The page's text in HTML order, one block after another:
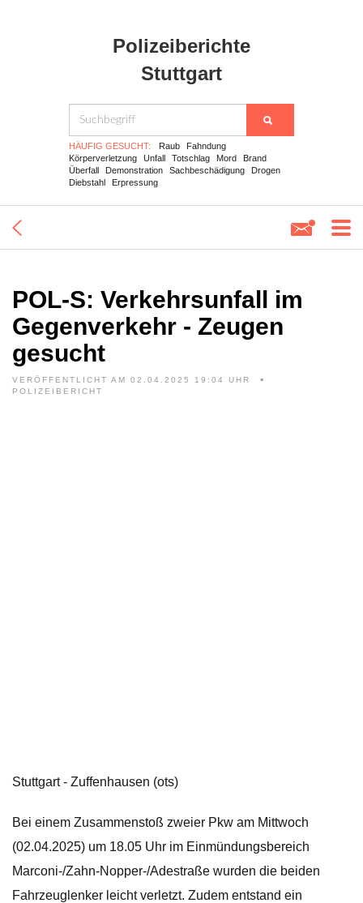
Polizeiberichte
Stuttgart
HÄUFIG GESUCHT: Raub
Fahndung
Körperverletzung
Unfall Totschlag Mord
Brand
Überfall
Demonstration Sachbeschädigung
Drogen
Diebstahl
Erpressung
POL-S: Verkehrsunfall im
Gegenverkehr - Zeugen
gesucht
VERÖFFENTLICHT AM 02.04.2025 19:04 UHR
POLIZEIBERICHT
Stuttgart - Zuffenhausen (ots)
Bei einem Zusammenstoß zweier Pkw am Mittwoch
(02.04.2025) um 18.05 Uhr im Einmündungsbereich
Marconi-/Zahn-Nopper-/Adestraße wurden die beiden
Fahrzeuglenker leicht verletzt. Zudem entstand ein